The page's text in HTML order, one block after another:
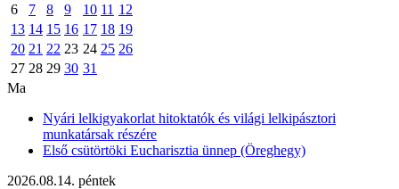
6
7 8 9 10 11 12
13 14 15 16 17 18 19
20 21 22 23 24 25 26
27 28 29 30 31
Ma
Nyári lelkigyakorlat hitoktatók és világi lelkipásztori
munkatársak részére
Első csütörtöki Eucharisztia ünnep (Öreghegy)
2026.08.14. péntek